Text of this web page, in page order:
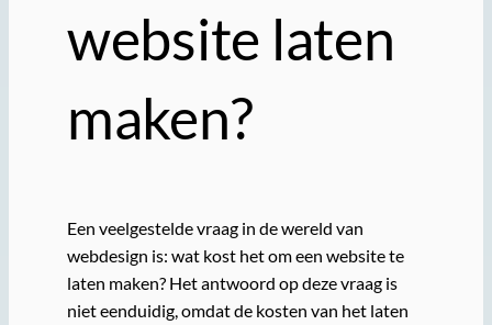
website laten
maken?
Een veelgestelde vraag in de wereld van
webdesign is: wat kost het om een website te
laten maken? Het antwoord op deze vraag is
niet eenduidig, omdat de kosten van het laten